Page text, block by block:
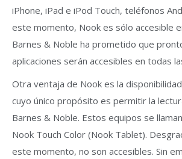
iPhone, iPad e iPod Touch, teléfonos
este momento, Nook es sólo accesible
Barnes & Noble ha prometido que
aplicaciones serán accesibles en todas
Otra ventaja de Nook es la
cuyo único propósito es permitir la
Barnes & Noble. Estos equipos se
Nook Touch Color (Nook Tablet).
este momento, no son accesibles. Sin